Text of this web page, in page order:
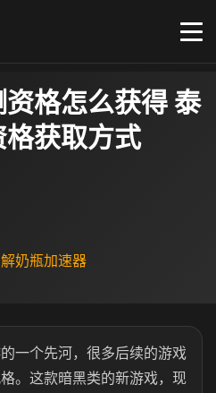
格怎么获得 泰
获取方式
奶瓶加速器
一个先河，很多后续的游戏
。这款暗黑类的新游戏，现